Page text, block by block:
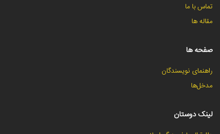
تماس با ما
مقاله ها
صفحه ها
راهنمای نویسندگان
مدخل‌ها
لینک دوستان